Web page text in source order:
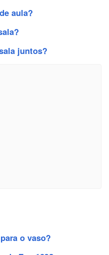
aula?
juntos?
o vaso?